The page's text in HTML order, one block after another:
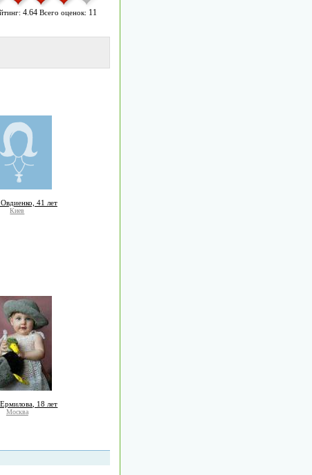
4.64Всего оценок: 11
41 лет
Киев
18 лет
Москва